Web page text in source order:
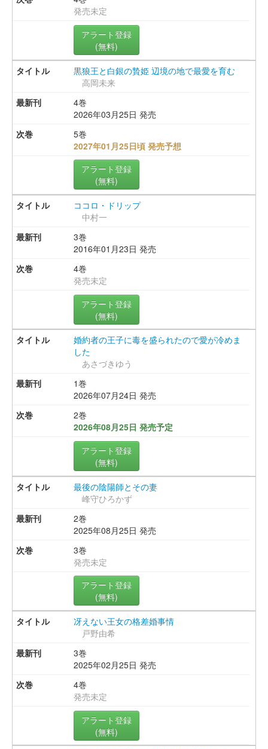
発売未定
アラート登録
(無料)
黒狼王と白銀の贄姫 辺境の地で最愛を育む
高岡未来
4巻
2026年03月25日 発売
5巻
2027年01月25日頃 発売予想
アラート登録
(無料)
ココロ・ドリップ
中村一
3巻
2016年01月23日 発売
4巻
発売未定
アラート登録
(無料)
婚約者の王子に毒を盛られたので愛が冷めま
した
あさづきゆう
1巻
2026年07月24日 発売
2巻
2026年08月25日 発売予定
アラート登録
(無料)
最後の陰陽師とその妻
峰守ひろかず
2巻
2025年08月25日 発売
3巻
発売未定
アラート登録
(無料)
冴えない王女の格差婚事情
戸野由希
3巻
2025年02月25日 発売
4巻
発売未定
アラート登録
(無料)